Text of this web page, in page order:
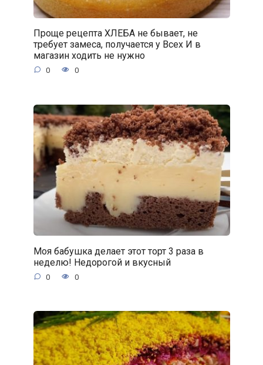
Проще рецепта ХЛЕБА не бывает, не
требует замеса, получается у Всех И в
магазин ходить не нужно
0 0
Моя бабушка делает этот торт 3 раза в
неделю! Недорогой и вкусный
0 0